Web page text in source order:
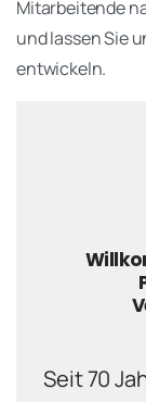
Mitarbeitende
und lassen Sie
entwickeln.
Seit 70